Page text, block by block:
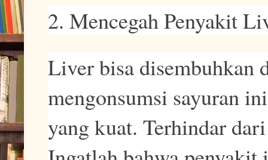
2. Mencegah Penyakit
Liver bisa disembuhkan
mengonsumsi sayuran
yang kuat. Terhindar